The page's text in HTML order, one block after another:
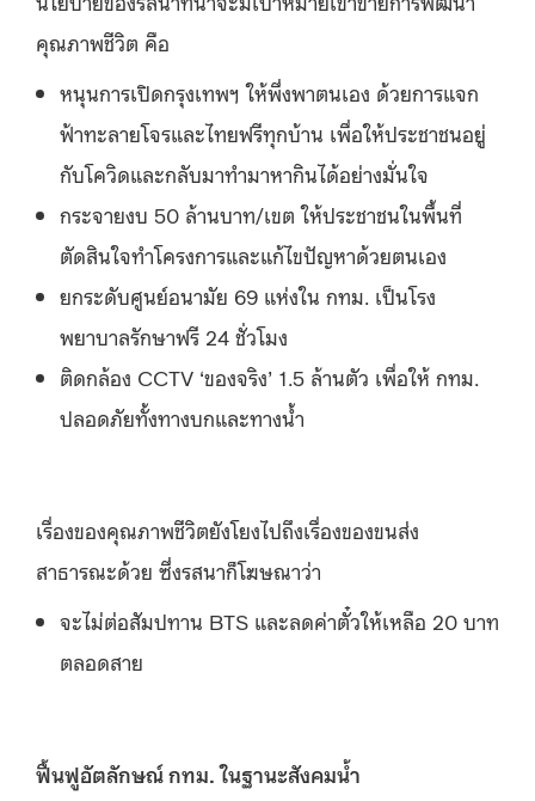
คุณภาพชีวิต คือ
หนุนการเปิดกรุงเทพฯ ให้พึ่งพาตนเอง ด้วยการแจก
ฟ้าทะลายโจรและไทยฟรีทุกบ้าน เพื่อให้ประชาชนอยู่
กับโควิดและกลับมาทำมาหากินได้อย่างมั่นใจ
กระจายงบ 50 ล้านบาท/เขต ให้ประชาชนในพื้นที่
ตัดสินใจทำโครงการและแก้ไขปัญหาด้วยตนเอง
ยกระดับศูนย์อนามัย 69 แห่งใน กทม. เป็นโรง
พยาบาลรักษาฟรี 24 ชั่วโมง
ติดกล้อง CCTV ‘ของจริง’ 1.5 ล้านตัว เพื่อให้ กทม.​
ปลอดภัยทั้งทางบกและทางน้ำ
เรื่องของคุณภาพชีวิตยังโยงไปถึงเรื่องของขนส่ง
สาธารณะด้วย ซึ่งรสนาก็โฆษณาว่า
จะไม่ต่อสัมปทาน BTS และลดค่าตั๋วให้เหลือ 20 บาท
ตลอดสาย
ฟื้นฟูอัตลักษณ์ กทม. ในฐานะสังคมน้ำ